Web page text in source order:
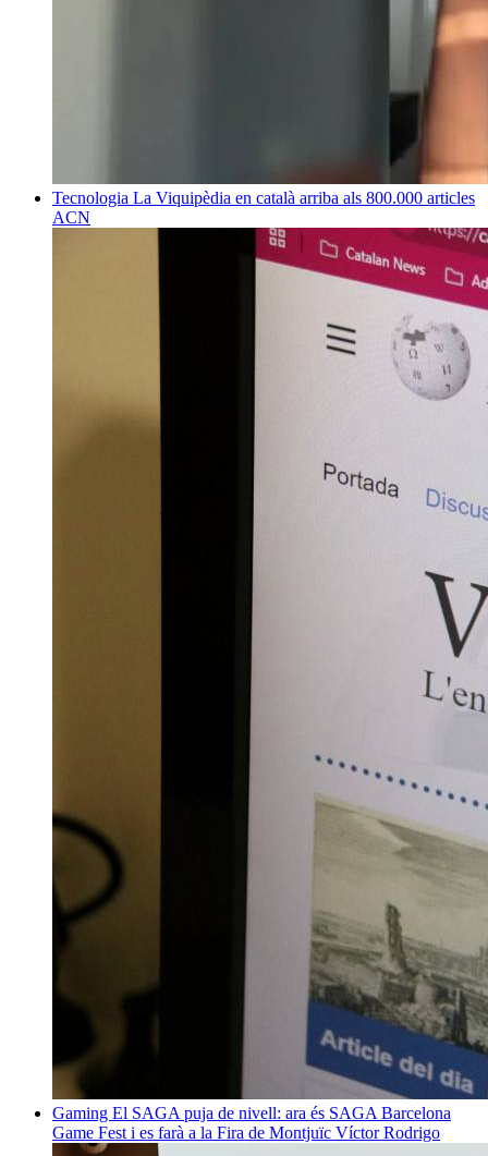
Tecnologia La Viquipèdia en català arriba als 800.000 articles
ACN
Gaming El SAGA puja de nivell: ara és SAGA Barcelona
Game Fest i es farà a la Fira de Montjuïc Víctor Rodrigo